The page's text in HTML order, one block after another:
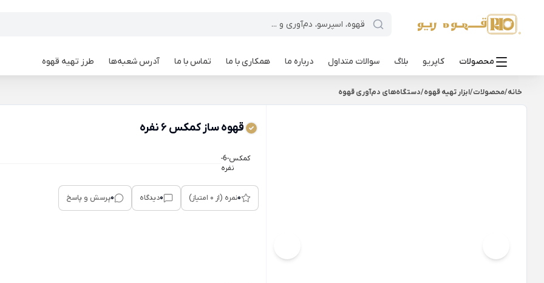
محصولات کاپریو بلاگ سوالات متداول درباره ما همکاری با ما تماس با ما آدرس شعبه‌ها طرز تهیه قهوه
خانه/محصولات/ابزار تهیه قهوه/دستگاه‌های دم‌آوری قهوه
قهوه ساز کمکس 6 نفره
کمکس-6-
نفره
0نمره (از 0 امتیاز) 0دیدگاه 0پرسش و پاسخ